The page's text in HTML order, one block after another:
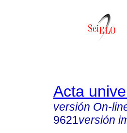
Acta
versión On-
9621versión